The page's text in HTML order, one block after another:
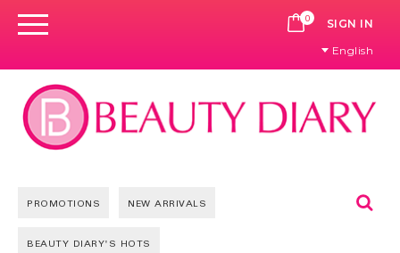
0 CART
SIGN IN
English
PROMOTIONS NEW ARRIVALS
BEAUTY DIARY'S HOTS